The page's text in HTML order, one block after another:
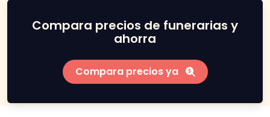
Compara precios de funerarias y
ahorra
Compara precios ya